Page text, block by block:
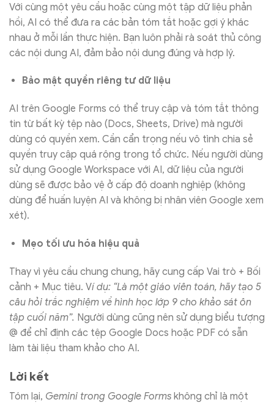
Với cùng một yêu cầu hoặc cùng một tập dữ liệu phản
hồi, AI có thể đưa ra các bản tóm tắt hoặc gợi ý khác
nhau ở mỗi lần thực hiện. Bạn luôn phải rà soát thủ công
các nội dung AI, đảm bảo nội dung đúng và hợp lý.
Bảo mật quyền riêng tư dữ liệu
AI trên Google Forms có thể truy cập và tóm tắt thông
tin từ bất kỳ tệp nào (Docs, Sheets, Drive) mà người
dùng có quyền xem. Cần cẩn trọng nếu vô tình chia sẻ
quyền truy cập quá rộng trong tổ chức. Nếu người dùng
sử dụng Google Workspace với AI, dữ liệu của người
dùng sẽ được bảo vệ ở cấp độ doanh nghiệp (không
dùng để huấn luyện AI và không bị nhân viên Google xem
xét).
Mẹo tối ưu hóa hiệu quả
Thay vì yêu cầu chung chung, hãy cung cấp Vai trò + Bối
cảnh + Mục tiêu. Ví dụ: “Là một giáo viên toán, hãy tạo 5
câu hỏi trắc nghiệm về hình học lớp 9 cho khảo sát ôn
tập cuối năm”. Người dùng cũng nên sử dụng biểu tượng
@ để chỉ định các tệp Google Docs hoặc PDF có sẵn
làm tài liệu tham khảo cho AI.
Lời kết
Tóm lại, Gemini trong Google Forms không chỉ là một